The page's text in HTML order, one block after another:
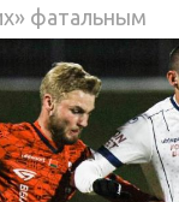
фатальным